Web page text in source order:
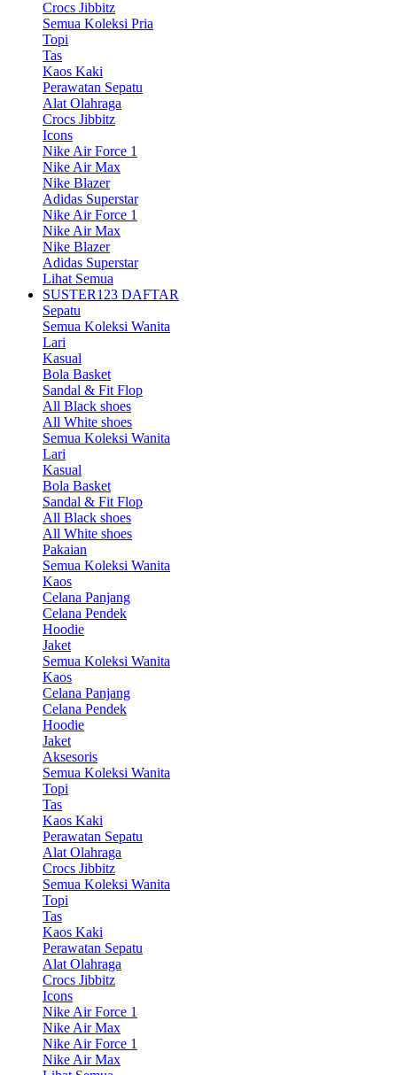
Crocs Jibbitz
Semua Koleksi Pria
Topi
Tas
Kaos Kaki
Perawatan Sepatu
Alat Olahraga
Crocs Jibbitz
Icons
Nike Air Force 1
Nike Air Max
Nike Blazer
Adidas Superstar
Nike Air Force 1
Nike Air Max
Nike Blazer
Adidas Superstar
Lihat Semua
SUSTER123 DAFTAR
Sepatu
Semua Koleksi Wanita
Lari
Kasual
Bola Basket
Sandal & Fit Flop
All Black shoes
All White shoes
Semua Koleksi Wanita
Lari
Kasual
Bola Basket
Sandal & Fit Flop
All Black shoes
All White shoes
Pakaian
Semua Koleksi Wanita
Kaos
Celana Panjang
Celana Pendek
Hoodie
Jaket
Semua Koleksi Wanita
Kaos
Celana Panjang
Celana Pendek
Hoodie
Jaket
Aksesoris
Semua Koleksi Wanita
Topi
Tas
Kaos Kaki
Perawatan Sepatu
Alat Olahraga
Crocs Jibbitz
Semua Koleksi Wanita
Topi
Tas
Kaos Kaki
Perawatan Sepatu
Alat Olahraga
Crocs Jibbitz
Icons
Nike Air Force 1
Nike Air Max
Nike Air Force 1
Nike Air Max